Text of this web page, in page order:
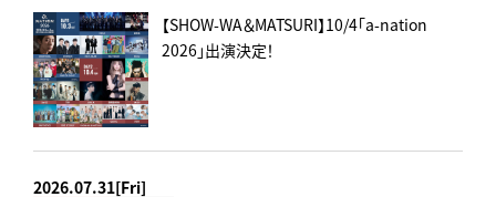
【SHOW-WA＆MATSURI】10/4「a-nation
2026」出演決定！
2026.07.31[Fri]